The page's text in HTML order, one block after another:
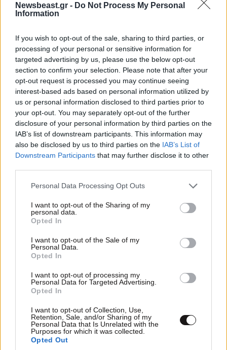
Newsbeast.gr - Do Not Process My Personal
Information
If you wish to opt-out of the sale, sharing to third parties, or
processing of your personal or sensitive information for
targeted advertising by us, please use the below opt-out
section to confirm your selection. Please note that after your
opt-out request is processed you may continue seeing
interest-based ads based on personal information utilized by
us or personal information disclosed to third parties prior to
your opt-out. You may separately opt-out of the further
disclosure of your personal information by third parties on the
IAB’s list of downstream participants. This information may
also be disclosed by us to third parties on the IAB’s List of
Downstream Participants that may further disclose it to other
Please note that this website/app uses one or more Google
not limited to your visit or usage behaviour. You may click to
grant or deny consent to Google and its third-party tags to
use your data for below specified purposes in below Google
consent section.
Personal Data Processing Opt Outs
I want to opt-out of the Sharing of my
personal data.
Opted In
I want to opt-out of the Sale of my
Personal Data.
Opted In
I want to opt-out of processing my
Personal Data for Targeted Advertising.
Opted In
I want to opt-out of Collection, Use,
Retention, Sale, and/or Sharing of my
Personal Data that Is Unrelated with the
Purposes for which it was collected.
Opted Out